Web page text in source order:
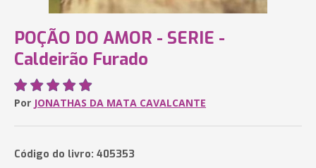
POÇÃO DO AMOR - SERIE -
Caldeirão Furado
Por JONATHAS DA MATA CAVALCANTE
Código do livro: 405353